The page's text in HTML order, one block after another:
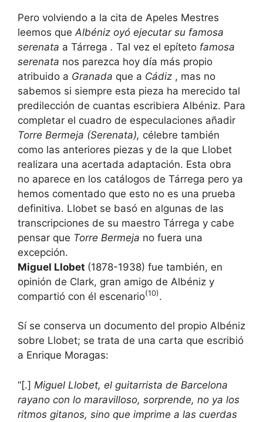
Pero volviendo a la cita de Apeles Mestres
leemos que Albéniz oyó ejecutar su famosa
serenata a Tárrega . Tal vez el epíteto famosa
serenata nos parezca hoy día más propio
atribuido a Granada que a Cádiz , mas no
sabemos si siempre esta pieza ha merecido tal
predilección de cuantas escribiera Albéniz. Para
completar el cuadro de especulaciones añadir
Torre Bermeja (Serenata), célebre también
como las anteriores piezas y de la que Llobet
realizara una acertada adaptación. Esta obra
no aparece en los catálogos de Tárrega pero ya
hemos comentado que esto no es una prueba
definitiva. Llobet se basó en algunas de las
transcripciones de su maestro Tárrega y cabe
pensar que Torre Bermeja no fuera una
excepción.
Miguel Llobet (1878-1938) fue también, en
opinión de Clark, gran amigo de Albéniz y
compartió con él escenario(10).
Sí se conserva un documento del propio Albéniz
sobre Llobet; se trata de una carta que escribió
a Enrique Moragas:
“[.] Miguel Llobet, el guitarrista de Barcelona
rayano con lo maravilloso, sorprende, no ya los
ritmos gitanos, sino que imprime a las cuerdas